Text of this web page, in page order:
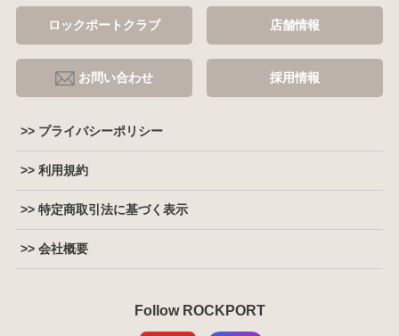
ロックポートクラブ 店舗情報
お問い合わせ 採用情報
>> プライバシーポリシー
>> 利用規約
>> 特定商取引法に基づく表示
>> 会社概要
Follow ROCKPORT